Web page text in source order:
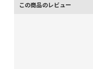
この商品のレビュー